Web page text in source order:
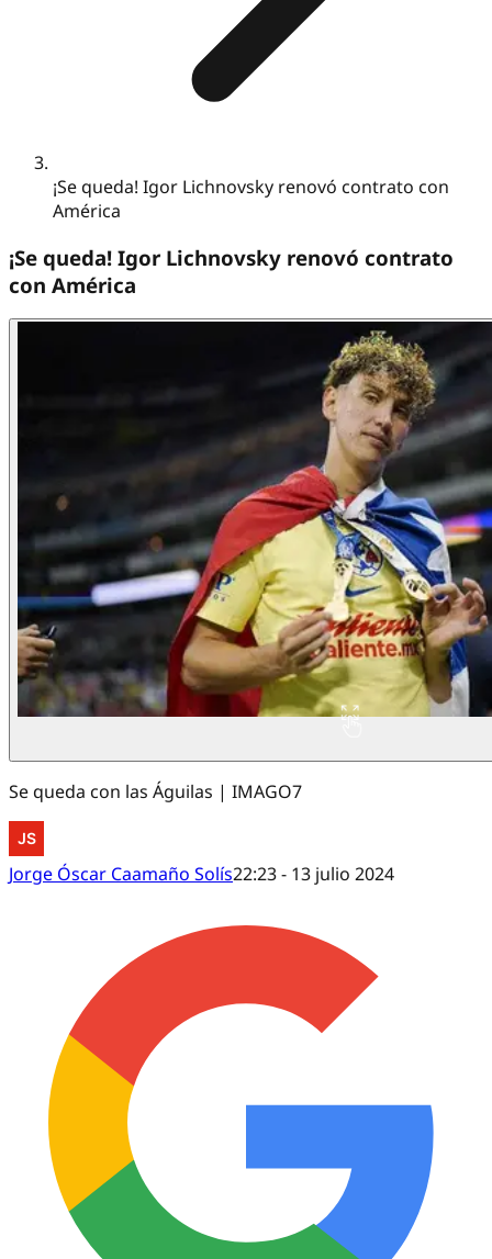
¡Se queda! Igor Lichnovsky renovó contrato con
América
¡Se queda! Igor Lichnovsky renovó contrato
con América
Se queda con las Águilas | IMAGO7
Jorge Óscar Caamaño Solís22:23 - 13 julio 2024